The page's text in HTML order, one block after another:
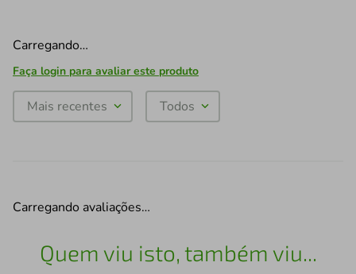
Carregando…
Faça login para avaliar este produto
Mais recentes Todos
Carregando avaliações…
Quem viu isto, também viu...